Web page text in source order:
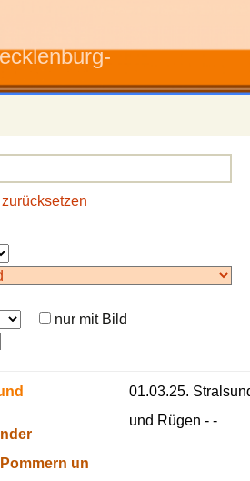
nur mit Bild
un
01.03.25.
und Rügen - -